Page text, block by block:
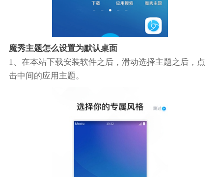
魔秀主题怎么设置为默认桌面
1、在本站下载安装软件之后，滑动选择主题之后，点
击中间的应用主题。